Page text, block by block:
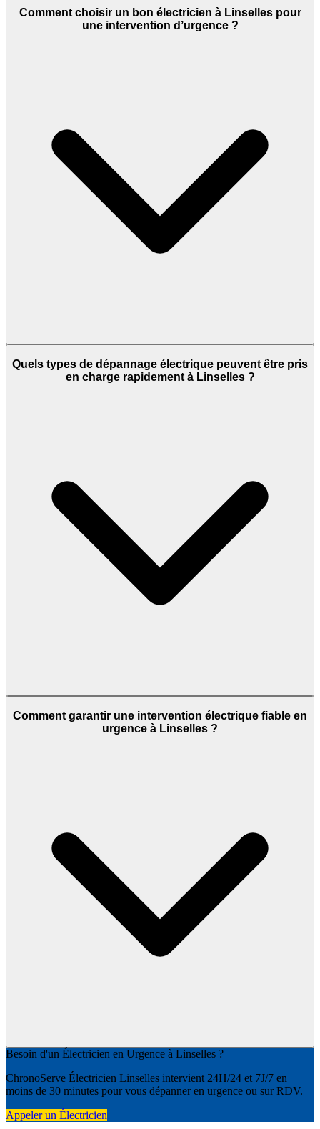
Comment choisir un bon électricien à Linselles pour
une intervention d’urgence ?
Quels types de dépannage électrique peuvent être pris
en charge rapidement à Linselles ?
Comment garantir une intervention électrique fiable en
urgence à Linselles ?
Besoin d'un Électricien en Urgence à Linselles ?
ChronoServe Électricien Linselles intervient 24H/24 et 7J/7 en
moins de 30 minutes pour vous dépanner en urgence ou sur RDV.
Appeler un Électricien